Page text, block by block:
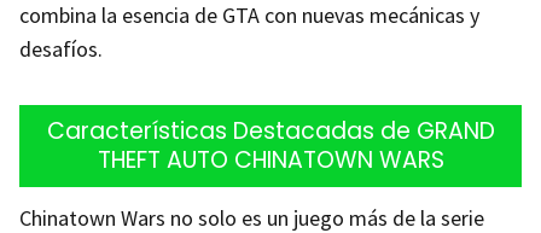
combina la esencia de GTA con nuevas mecánicas y
desafíos.
Características Destacadas de GRAND
THEFT AUTO CHINATOWN WARS
Chinatown Wars no solo es un juego más de la serie